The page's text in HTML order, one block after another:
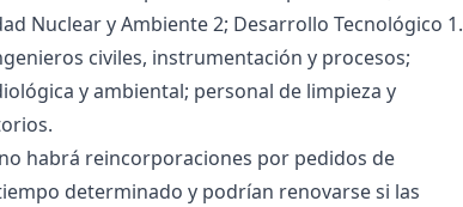
Nuclear y Ambiente 2; Desarrollo Tecnológico 1.
civiles, instrumentación y procesos;
y ambiental; personal de limpieza y
no habrá reincorporaciones por pedidos de
determinado y podrían renovarse si las